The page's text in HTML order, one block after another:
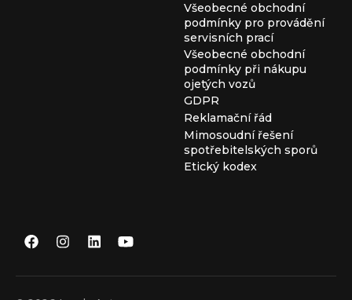
Všeobecné obchodní
podmínky pro provádění
servisních prací
Všeobecné obchodní
podmínky při nákupu
ojetých vozů
GDPR
Reklamační řád
Mimosoudní řešení
spotřebitelských sporů
Etický kodex